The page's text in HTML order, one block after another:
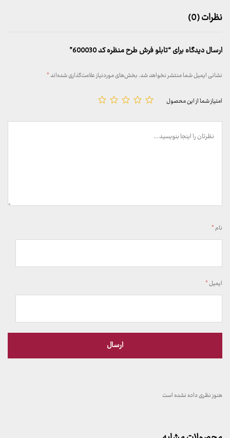
نظرات (0)
ارسال دیدگاه برای “تابلو فرش طرح منظره کد 600030”
نشانی ایمیل شما منتشر نخواهد شد.بخش‌های موردنیاز علامت‌گذاری شده‌اند*
امتیاز شما از این محصول
نام*
ایمیل*
هنوز نظری داده نشده است